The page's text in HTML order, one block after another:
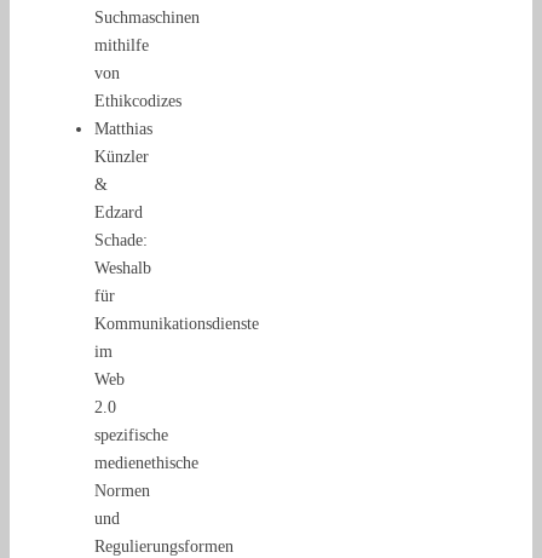
Suchmaschinen
mithilfe
von
Ethikcodizes
Matthias
Künzler
&
Edzard
Schade:
Weshalb
für
Kommunikationsdienste
im
Web
2.0
spezifische
medienethische
Normen
und
Regulierungsformen